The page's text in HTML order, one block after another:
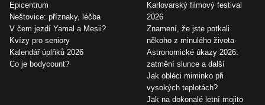
Epicentrum
Neštovice: příznaky, léčba
V čem jezdí Yamal a Mesii?
Kvízy pro seniory
Kalendář úplňků 2026
Co je bodycount?
Karlovarský filmový festival
2026
Znamení, že jste potkali
někoho z minulého života
Astronomické úkazy 2026:
zatmění slunce a další
Jak obléci miminko při
vysokých teplotách?
Jak na dokonalé letní mojito